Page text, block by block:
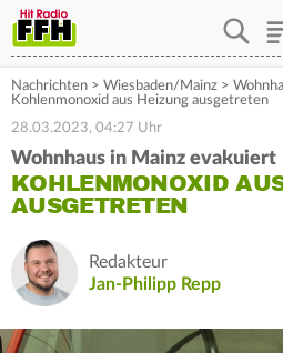
Nachrichten > Wiesbaden/Mainz >
Kohlenmonoxid aus Heizung ausgetreten
28.03.2023, 04:27 Uhr
Wohnhaus in Mainz evakuiert
KOHLENMONOXID
AUSGETRETEN
Redakteur
Jan-Philipp Repp